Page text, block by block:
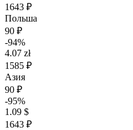
1643 ₽
Польша
90 ₽
-94%
4.07 zł
1585 ₽
Азия
90 ₽
-95%
1.09 $
1643 ₽